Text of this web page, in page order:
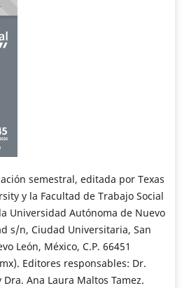
semestral, editada por Texas
y la Facultad de Trabajo Social
Universidad Autónoma de Nuevo
s/n, Ciudad Universitaria, San
León, México, C.P. 66451
Editores responsables: Dr.
Ana Laura Maltos Tamez.